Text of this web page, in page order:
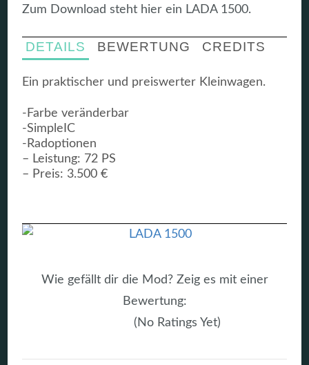
Zum Download steht hier ein LADA 1500.
DETAILS BEWERTUNG CREDITS
Ein praktischer und preiswerter Kleinwagen.
-Farbe veränderbar
-SimpleIC
-Radoptionen
– Leistung: 72 PS
– Preis: 3.500 €
Wie gefällt dir die Mod? Zeig es mit einer
Bewertung:
(No Ratings Yet)